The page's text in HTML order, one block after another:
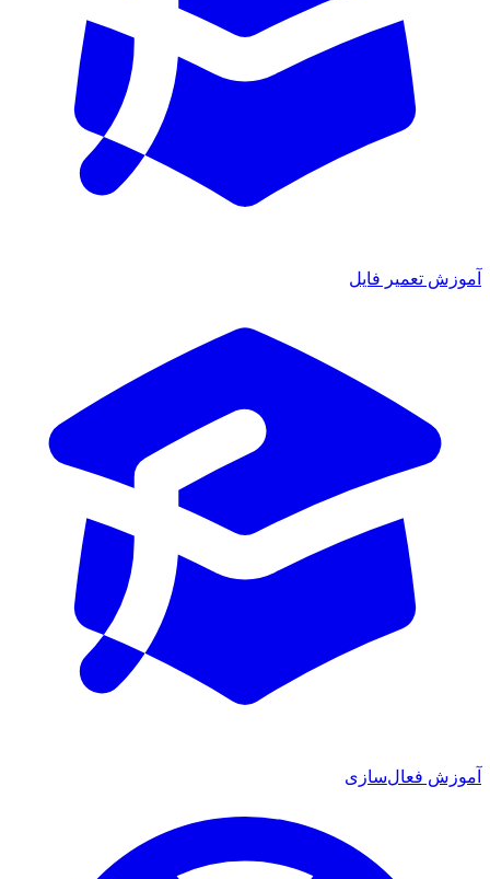
آموزش تعمیر فایل
آموزش فعال‌سازی